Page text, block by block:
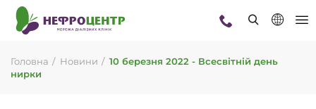
Головна Новини
10 березня 2022 - Всесвітній день
нирки